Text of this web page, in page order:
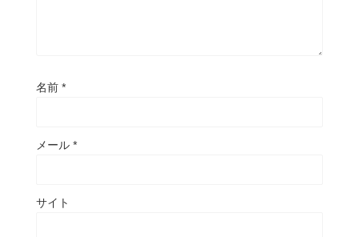
名前 *
メール *
サイト